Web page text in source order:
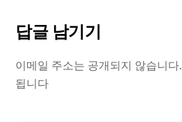
답글 남기기
이메일 주소는 공개되지 않습니다.
됩니다